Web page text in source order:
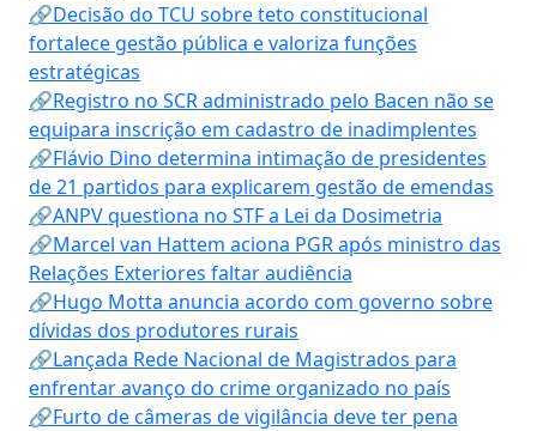
🔗Decisão do TCU sobre teto constitucional
fortalece gestão pública e valoriza funções
estratégicas
🔗Registro no SCR administrado pelo Bacen não se
equipara inscrição em cadastro de inadimplentes
🔗Flávio Dino determina intimação de presidentes
de 21 partidos para explicarem gestão de emendas
🔗ANPV questiona no STF a Lei da Dosimetria
🔗Marcel van Hattem aciona PGR após ministro das
Relações Exteriores faltar audiência
🔗Hugo Motta anuncia acordo com governo sobre
dívidas dos produtores rurais
🔗Lançada Rede Nacional de Magistrados para
enfrentar avanço do crime organizado no país
🔗Furto de câmeras de vigilância deve ter pena